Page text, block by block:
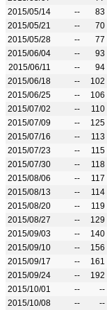
2015/05/14
-- 83
2015/05/21
-- 70
2015/05/28
-- 77
2015/06/04
-- 93
2015/06/11
-- 94
2015/06/18
-- 102
2015/06/25
-- 106
2015/07/02
-- 110
2015/07/09
-- 125
2015/07/16
-- 113
2015/07/23
-- 115
2015/07/30
-- 118
2015/08/06
-- 117
2015/08/13
-- 114
2015/08/20
-- 119
2015/08/27
-- 129
2015/09/03
-- 140
2015/09/10
-- 156
2015/09/17
-- 161
2015/09/24
-- 192
2015/10/01
-- --
2015/10/08
-- --